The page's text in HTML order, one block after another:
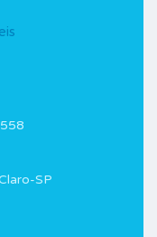
SP